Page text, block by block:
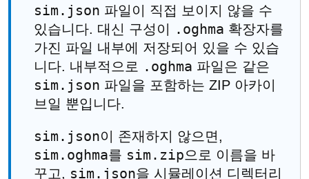
sim.json 파일이 직접 보이지 않을 수
있습니다. 대신 구성이 .oghma 확장자를
가진 파일 내부에 저장되어 있을 수 있습
니다. 내부적으로 .oghma 파일은 같은
sim.json 파일을 포함하는 ZIP 아카이
브일 뿐입니다.
sim.json이 존재하지 않으면,
sim.oghma를 sim.zip으로 이름을 바
꾸고, sim.json을 시뮬레이션 디렉터리